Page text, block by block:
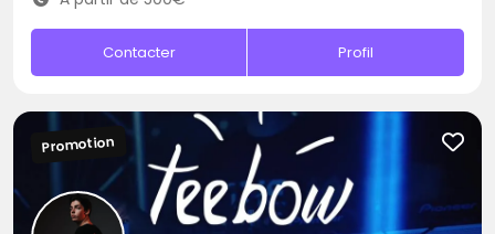
Contacter Profil
Promotion